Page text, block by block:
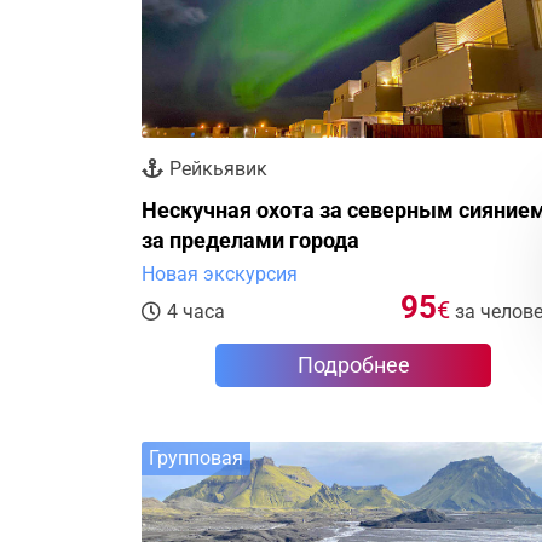
Рейкьявик
Нескучная охота за северным
за пределами города
Новая экскурсия
4 часа
95€ за
Подробнее
Групповая